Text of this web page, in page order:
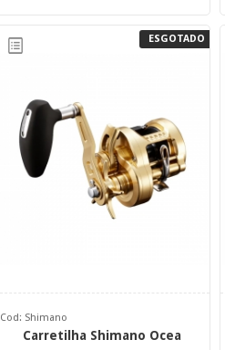
ESGOTADO
Cod: Shimano
Carretilha Shimano Ocea